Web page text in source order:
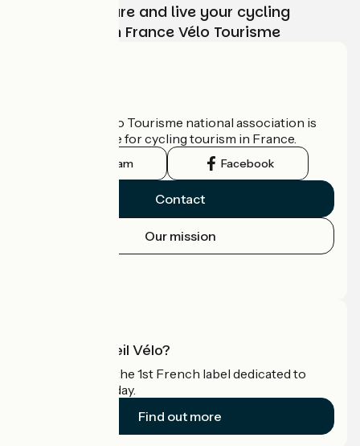
Choose, prepare and live your cycling
adventure with France Vélo Tourisme
The France Vélo Tourisme national association is
the official guide for cycling tourism in France.
Instagram Facebook
Contact
Our mission
What is Accueil Vélo?
Accueil Vélo is the 1st French label dedicated to
cyclists on holiday.
Find out more